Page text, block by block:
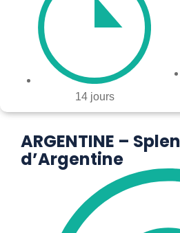
14 jours
ARGENTINE –
d’Argentine